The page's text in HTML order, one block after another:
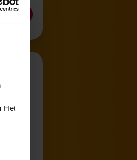
Het